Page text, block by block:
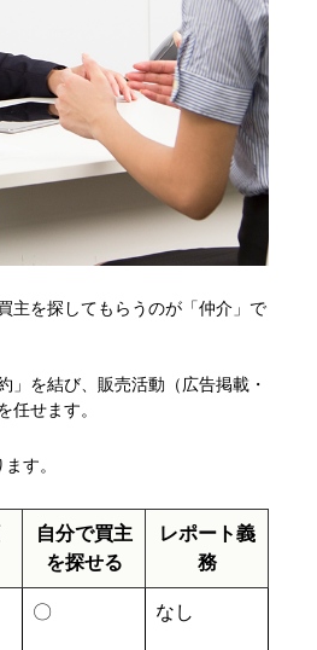
主を探してもらうのが「仲介」で
」を結び、販売活動（広告掲載・
任せます。
す。
自分で買主
を探せる
レポート義
務
〇 なし